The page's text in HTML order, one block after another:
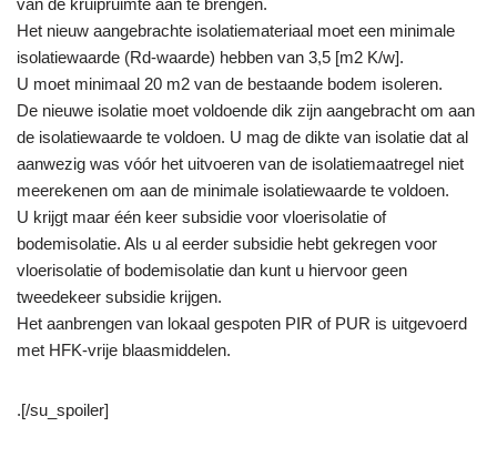
Het nieuw aangebrachte isolatiemateriaal moet een minimale
isolatiewaarde (Rd-waarde) hebben van 3,5 [m2 K/w].
U moet minimaal 20 m2 van de bestaande bodem isoleren.
De nieuwe isolatie moet voldoende dik zijn aangebracht om aan
de isolatiewaarde te voldoen. U mag de dikte van isolatie dat al
aanwezig was vóór het uitvoeren van de isolatiemaatregel niet
meerekenen om aan de minimale isolatiewaarde te voldoen.
U krijgt maar één keer subsidie voor vloerisolatie of
bodemisolatie. Als u al eerder subsidie hebt gekregen voor
vloerisolatie of bodemisolatie dan kunt u hiervoor geen
tweedekeer subsidie krijgen.
Het aanbrengen van lokaal gespoten PIR of PUR is uitgevoerd
met HFK-vrije blaasmiddelen.
.[/su_spoiler]